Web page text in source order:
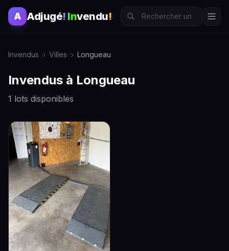
A Adjugé! Invendu!
Invendus Villes Longueau
Invendus à Longueau
1 lots disponibles